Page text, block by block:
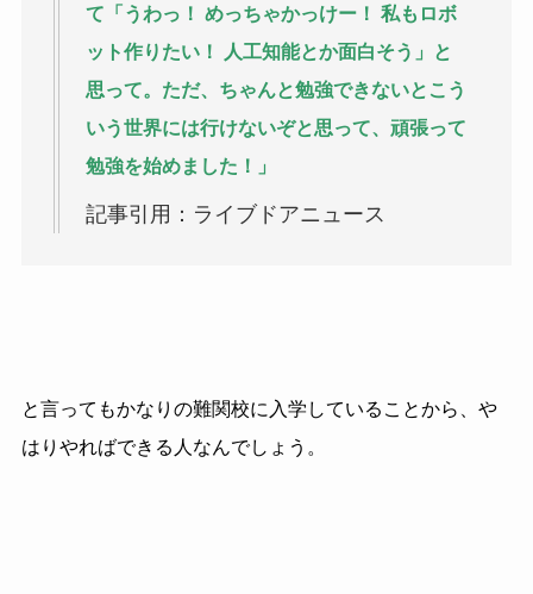
て「うわっ！ めっちゃかっけー！ 私もロボ
ット作りたい！ 人工知能とか面白そう」と
思って。ただ、ちゃんと勉強できないとこう
いう世界には行けないぞと思って、頑張って
勉強を始めました！」
記事引用：ライブドアニュース
と言ってもかなりの難関校に入学していることから、や
はりやればできる人なんでしょう。